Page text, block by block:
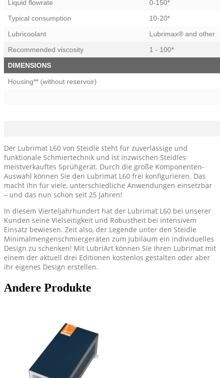
Liquid flowrate
0-150*
Typical consumption
10-20*
Lubricoolant
Lubrimax® and other
Recommended viscosity
1 - 100*
DIMENSIONS
Housing** (without reservoir)
Der Lubrimat L60 von Steidle steht für zuverlässige und
funktionale Schmiertechnik und ist inzwischen Steidles
meistverkauftes Sprühgerät. Durch die große Komponenten-
Auswahl können Sie den Lubrimat L60 frei konfigurieren. Das
macht ihn für viele, unterschiedliche Anwendungen einsetzbar
– und das nun schon seit 25 Jahren!
In diesem Vierteljahrhundert hat der Lubrimat L60 bei unserer
Kunden seine Vielseitigkeit und Robustheit bei intensivem
Einsatz bewiesen. Zeit also, der Legende unter den Steidle
Minimalmengenschmiergeräten zum Jubiläum ein individuelles
Design zu schenken! Mit LubriArt können Sie Ihren Lubrimat mit
einem der aktuell drei Editionen kostenlos gestalten oder aber
ihr eigenes Design erstellen.
Andere Produkte